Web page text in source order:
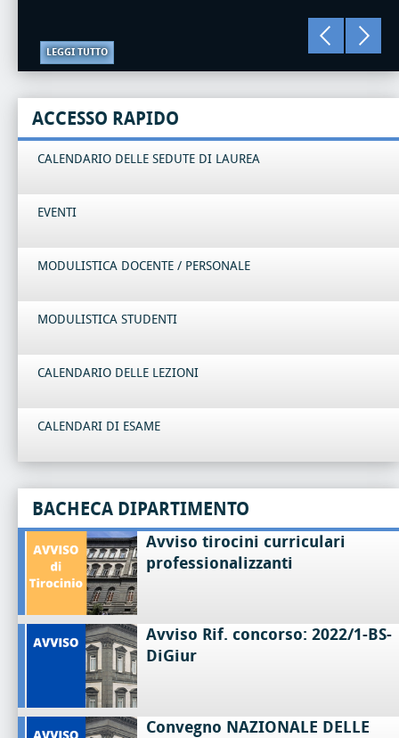
LEGGI TUTTO
ACCESSO RAPIDO
CALENDARIO DELLE SEDUTE DI LAUREA
EVENTI
MODULISTICA DOCENTE / PERSONALE
MODULISTICA STUDENTI
CALENDARIO DELLE LEZIONI
CALENDARI DI ESAME
BACHECA DIPARTIMENTO
Avviso tirocini curriculari
professionalizzanti
Avviso Rif. concorso: 2022/1-BS-
DiGiur
Convegno NAZIONALE DELLE